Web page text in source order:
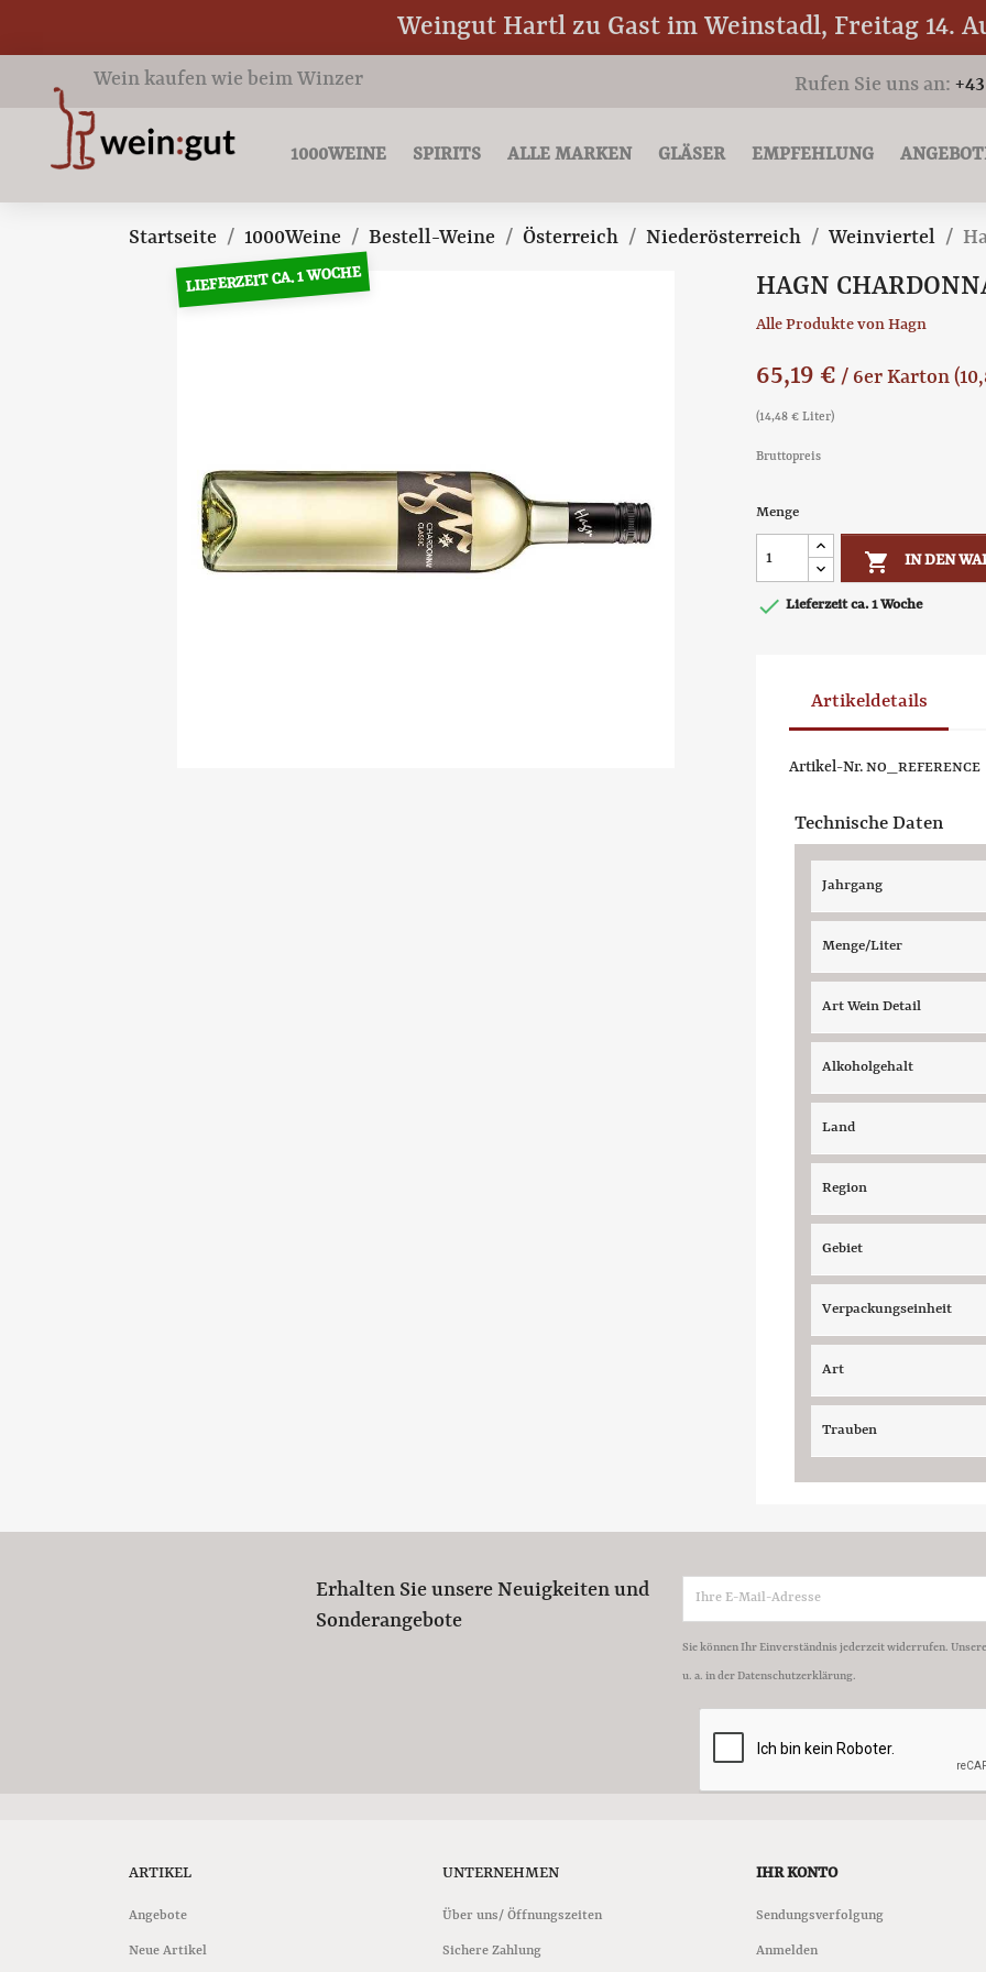
Weingut Hartl zu Gast im Weinstadl, Freitag 14.
Wein kaufen wie beim Winzer Rufen Sie uns an:
1000WEINE SPIRITS ALLE MARKEN GLÄSER EMPFEHLUNG
Startseite 1000Weine Bestell-Weine Österreich Niederösterreich Weinviertel
LIEFERZEIT CA. 1 WOCHE HAGN
Alle Produkte von Hagn
65,19 € / 6er Karton
(14,48 € Liter)
Bruttopreis
Menge
 IN DEN
 Lieferzeit ca. 1 Woche
Artikeldetails
Artikel-Nr. NO_REFERENCE
Technische Daten
Jahrgang
Menge/Liter
Art Wein Detail
Alkoholgehalt
Land
Region
Gebiet
Verpackungseinheit
Art
Trauben
Erhalten Sie unsere Neuigkeiten und
Sonderangebote
Sie können Ihr Einverständnis jederzeit widerrufen.
u. a. in der Datenschutzerklärung.
ARTIKEL
Angebote
Neue Artikel
UNTERNEHMEN
Über uns/ Öffnungszeiten
Sichere Zahlung
IHR KONTO
Sendungsverfolgung
Anmelden